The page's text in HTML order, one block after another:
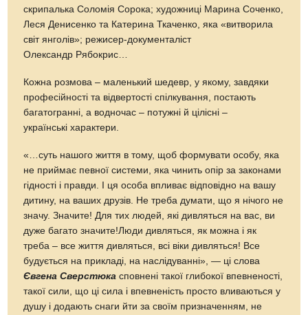
скрипалька Соломія Сорока; художниці Марина Соченко,
Леся Денисенко та Катерина Ткаченко, яка «витворила
світ янголів»; режисер-документаліст
Олександр Рябокрис…
Кожна розмова – маленький шедевр, у якому, завдяки
професійності та відвертості спілкування, постають
багатогранні, а водночас – потужні й цілісні –
українські характери.
«…суть нашого життя в тому, щоб формувати особу, яка
не приймає певної системи, яка чинить опір за законами
гідності і правди. І ця особа впливає відповідно на вашу
дитину, на ваших друзів. Не треба думати, що я нічого не
значу. Значите! Для тих людей, які дивляться на вас, ви
дуже багато значите!Люди дивляться, як можна і як
треба – все життя дивляться, всі віки дивляться! Все
будується на прикладі, на наслідуванні», — ці слова
Євгена Сверстюка сповнені такої глибокої впевненості,
такої сили, що ці сила і впевненість просто вливаються у
душу і додають снаги йти за своїм призначенням, не